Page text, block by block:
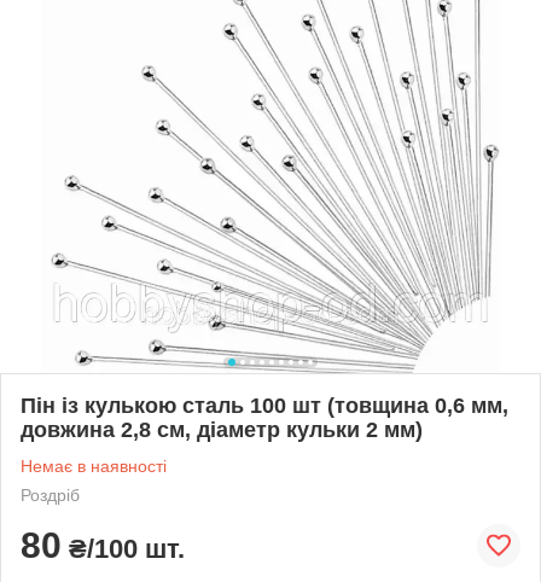
Пін із кулькою сталь 100 шт (товщина 0,6 мм,
довжина 2,8 см, діаметр кульки 2 мм)
Немає в наявності
Роздріб
80 ₴/100 шт.